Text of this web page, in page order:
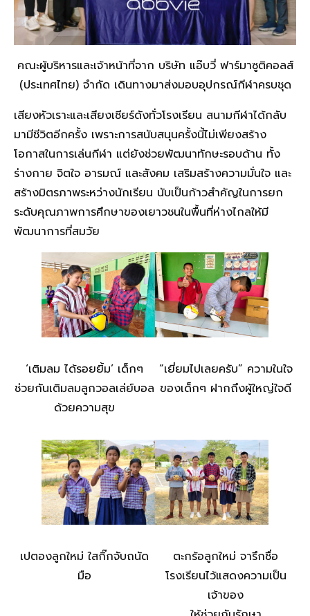
คณะผู้บริหารและเจ้าหน้าที่จาก บริษัท แอ๊บวี่ ฟาร์มาซูติคอลส์
(ประเทศไทย) จำกัด เดินทางมาส่งมอบอุปกรณ์กีฬาครบชุด
เสียงหัวเราะและเสียงเชียร์ดังทั่วโรงเรียน สนามกีฬาได้กลับ
มามีชีวิตอีกครั้ง เพราะการสนับสนุนครั้งนี้ไม่เพียงสร้าง
โอกาสในการเล่นกีฬา แต่ยังช่วยพัฒนาทักษะรอบด้าน ทั้ง
ร่างกาย จิตใจ อารมณ์ และสังคม เสริมสร้างความมั่นใจ และ
สร้างมิตรภาพระหว่างนักเรียน นับเป็นก้าวสำคัญในการยก
ระดับคุณภาพการศึกษาของเยาวชนในพื้นที่ห่างไกลให้มี
พัฒนาการที่สมวัย
‘เติมลม ได้รอยยิ้ม’ เด็กๆ
ช่วยกันเติมลมลูกวอลเล่ย์บอล
ด้วยความสุข
“เยี่ยมไปเลยครับ” ความในใจ
ของเด็กๆ ฝากถึงผู้ใหญ่ใจดี
เปตองลูกใหม่ ใสกิ๊กจับถนัด
มือ
ตะกร้อลูกใหม่ จารึกชื่อ
โรงเรียนไว้แสดงความเป็น
เจ้าของ